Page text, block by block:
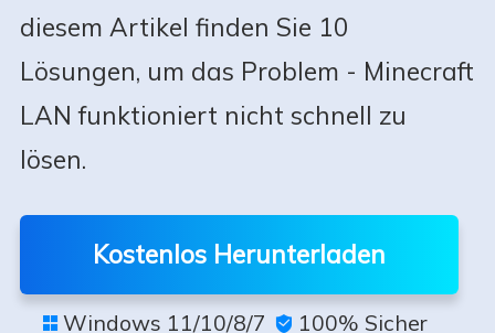
diesem Artikel finden Sie 10
Lösungen, um das Problem - Minecraft
LAN funktioniert nicht schnell zu
lösen.
Kostenlos Herunterladen
 Windows 11/10/8/7  100% Sicher